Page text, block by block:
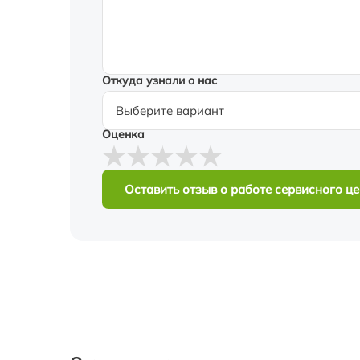
Откуда узнали о нас
Оценка
Оставить отзыв о работе сервисного